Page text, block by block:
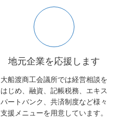
地元企業を応援します
大船渡商工会議所では経営相談を
はじめ、融資、記帳税務、エキス
パートバンク、共済制度など様々
支援メニューを用意しています。